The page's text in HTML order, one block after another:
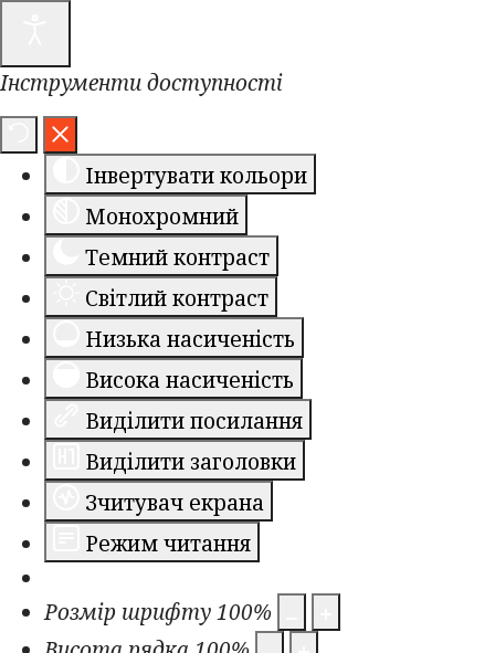
Інструменти доступності
Інвертувати кольори
Монохромний
Темний контраст
Світлий контраст
Низька насиченість
Висока насиченість
Виділити посилання
Виділити заголовки
Зчитувач екрана
Режим читання
Розмір шрифту100%